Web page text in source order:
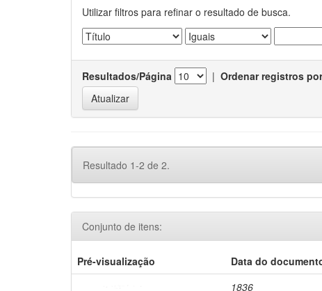
Utilizar filtros para refinar o resultado de busca.
Resultados/Página | Ordenar registros por
Resultado 1-2 de 2.
Conjunto de itens:
Pré-visualização Data do
1836